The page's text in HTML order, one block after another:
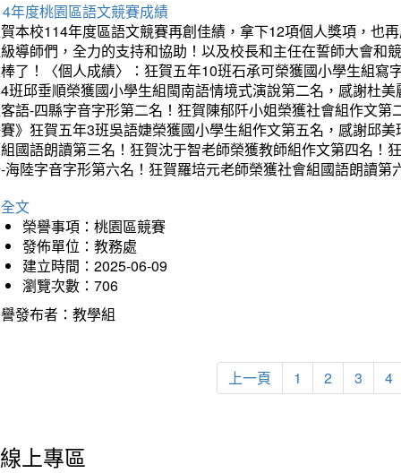
年度桃園區語文競賽成績
本校114年度區語文競賽再創佳績，拿下12項個人獎項，也
導師們，全力的支持和協助！以及校長和主任在誓師大會和
了！〈個人成績〉：狂賀五年10班石承可榮獲國小學生組
班邱垂順榮獲國小學生組閩南語情境式演說第二名，感謝杜
語-四縣字音字形第二名！狂賀陳郁阡小姐榮獲社會組作文
》狂賀五年3班吳語婕榮獲國小學生組作文第五名，感謝邱
國語朗讀第三名！狂賀沈于智老師榮獲教師組作文第四名！
海陸字音字形第六名！狂賀羅培元老師榮獲社會組國語朗讀
文
榮譽事項：桃園區競賽
發佈單位：教務處
建立時間：2025-06-09
瀏覽次數：706
發布者：教學組
上一頁 1 2 3 4
線上專區